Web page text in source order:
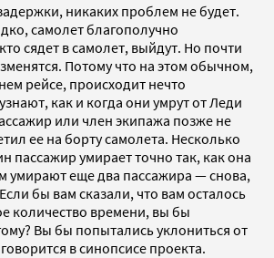
никаких проблем не будет.
самолет благополучно
сядет в самолет, выйдут. Но почти
Потому что на этом обычном,
рейсе, происходит нечто
как и когда они умрут от Леди
или член экипажа позже не
ее на борту самолета. Несколько
пассажир умирает точно так, как она
умирают еще два пассажира — снова,
бы вам сказали, что вам осталось
количество времени, вы бы
Вы бы попытались уклониться от
в синопсисе проекта.